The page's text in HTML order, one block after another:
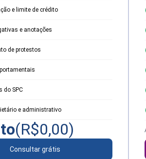
e limite de crédito
e anotações
de protestos
do SPC
e administrativo
(R$0,00)
Consultar grátis